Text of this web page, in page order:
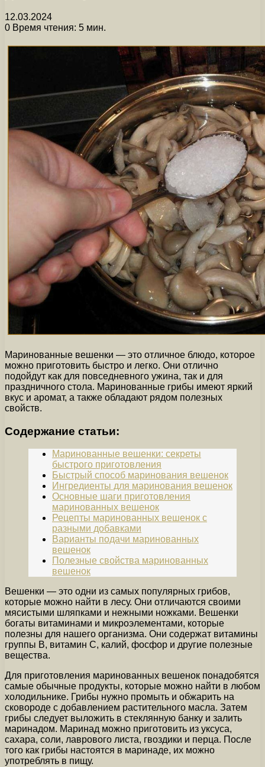
12.03.2024
0 Время чтения: 5 мин.
Маринованные вешенки — это отличное блюдо, которое
можно приготовить быстро и легко. Они отлично
подойдут как для повседневного ужина, так и для
праздничного стола. Маринованные грибы имеют яркий
вкус и аромат, а также обладают рядом полезных
свойств.
Содержание статьи:
Маринованные вешенки: секреты
быстрого приготовления
Быстрый способ маринования вешенок
Ингредиенты для маринования вешенок
Основные шаги приготовления
маринованных вешенок
Рецепты маринованных вешенок с
разными добавками
Варианты подачи маринованных
вешенок
Полезные свойства маринованных
вешенок
Вешенки — это одни из самых популярных грибов,
которые можно найти в лесу. Они отличаются своими
мясистыми шляпками и нежными ножками. Вешенки
богаты витаминами и микроэлементами, которые
полезны для нашего организма. Они содержат витамины
группы В, витамин С, калий, фосфор и другие полезные
вещества.
Для приготовления маринованных вешенок понадобятся
самые обычные продукты, которые можно найти в любом
холодильнике. Грибы нужно промыть и обжарить на
сковороде с добавлением растительного масла. Затем
грибы следует выложить в стеклянную банку и залить
маринадом. Маринад можно приготовить из уксуса,
сахара, соли, лаврового листа, гвоздики и перца. После
того как грибы настоятся в маринаде, их можно
употреблять в пищу.